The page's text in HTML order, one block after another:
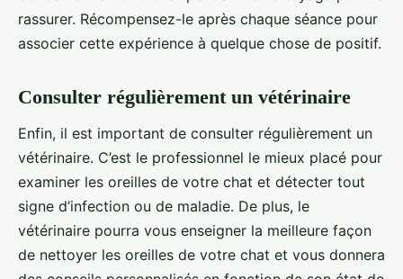
rassurer. Récompensez-le après chaque séance pour
associer cette expérience à quelque chose de positif.
Consulter régulièrement un vétérinaire
Enfin, il est important de consulter régulièrement un
vétérinaire. C’est le professionnel le mieux placé pour
examiner les oreilles de votre chat et détecter tout
signe d’infection ou de maladie. De plus, le
vétérinaire pourra vous enseigner la meilleure façon
de nettoyer les oreilles de votre chat et vous donnera